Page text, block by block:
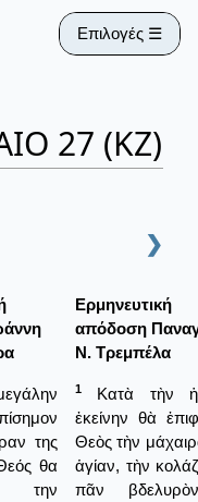
Επιλογές ☰
27 (ΚΖ)
❯
Ερμηνευτική
απόδοση
Ν. Τρεμπέλα
της
θα
την
1
Κατὰ τὴν
ἐκείνην θὰ
Θεὸς τὴν
ἁγίαν, τὴν
πᾶν